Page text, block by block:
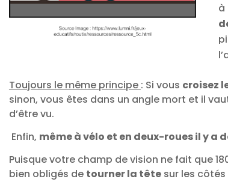
à
Toujours le même principe : Si vous croisez
sinon, vous êtes dans un angle mort et il
d’être vu.
Enfin, même à vélo et en deux-roues il y a
Puisque votre champ de vision ne fait que
bien obligés de tourner la têtesur les côtés